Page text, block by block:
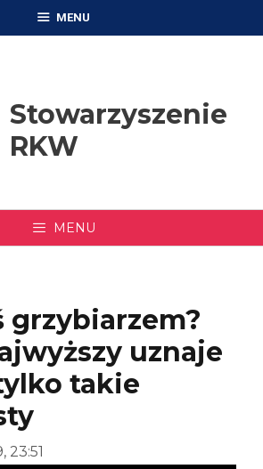
MENU
Stowarzyszenie
RKW
MENU
grzybiarzem?
uznaje
takie
23:51